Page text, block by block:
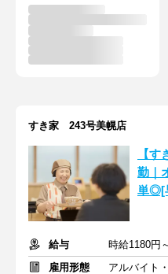
すき家 243号美幌店
【
勤｜
単◎[
給与
雇用形態
アルバイト